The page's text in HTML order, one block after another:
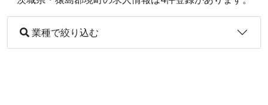
業種で絞り込む